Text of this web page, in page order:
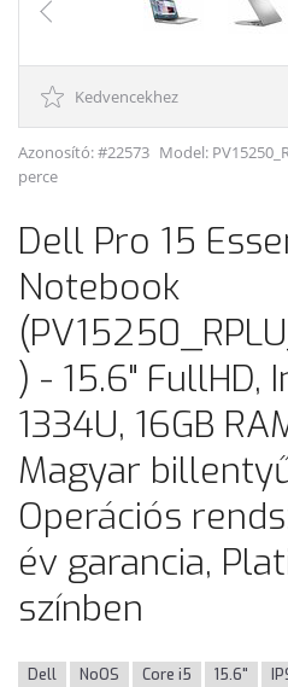
Kedvencekhez
Azonosító: #22573 Model:
perce
Dell Pro 15
Notebook
) - 15.6" FullHD,
1334U, 16GB
Magyar
Operációs
év garancia,
színben
Dell NoOS Core i5 15.6"